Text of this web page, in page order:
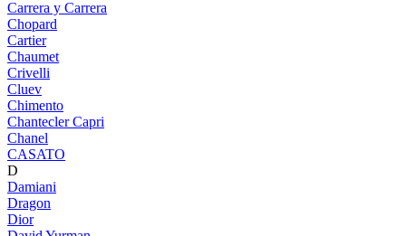
Carrera y Carrera
Chopard
Cartier
Chaumet
Crivelli
Cluev
Chimento
Chantecler Capri
Chanel
CASATO
D
Damiani
Dragon
Dior